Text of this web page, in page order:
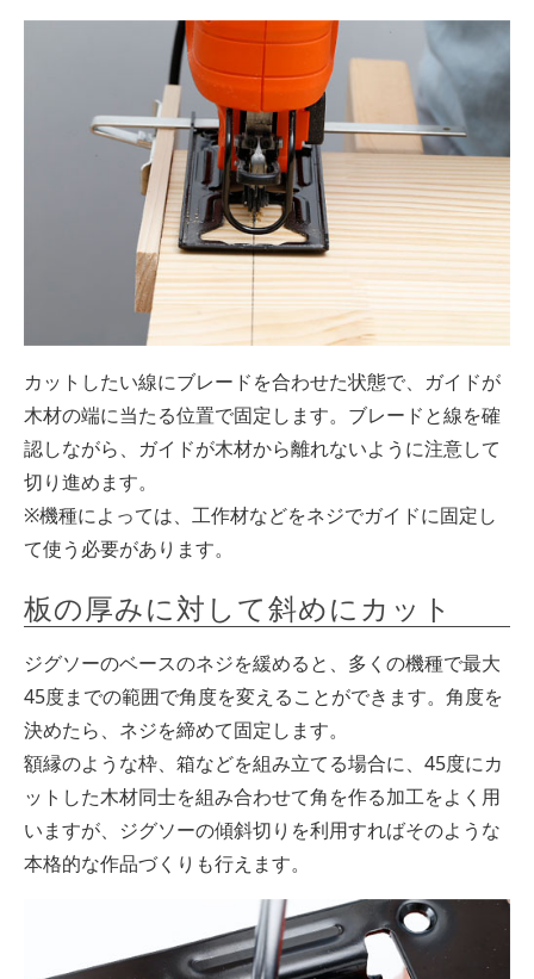
カットしたい線にブレードを合わせた状態で、ガイドが
木材の端に当たる位置で固定します。ブレードと線を確
認しながら、ガイドが木材から離れないように注意して
切り進めます。
※機種によっては、工作材などをネジでガイドに固定し
て使う必要があります。
板の厚みに対して斜めにカット
ジグソーのベースのネジを緩めると、多くの機種で最大
45度までの範囲で角度を変えることができます。角度を
決めたら、ネジを締めて固定します。
額縁のような枠、箱などを組み立てる場合に、45度にカ
ットした木材同士を組み合わせて角を作る加工をよく用
いますが、ジグソーの傾斜切りを利用すればそのような
本格的な作品づくりも行えます。